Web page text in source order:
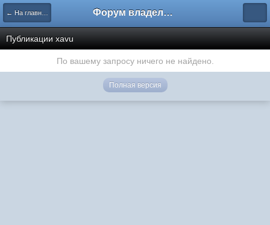
← На главную Форум владельцев интернет-магазинов
Публикации xavu
По вашему запросу ничего не найдено.
Полная версия